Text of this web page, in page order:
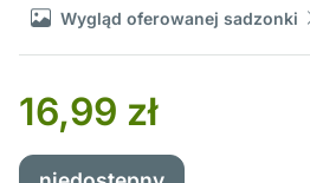
Wygląd oferowanej sadzonki
16,99 zł